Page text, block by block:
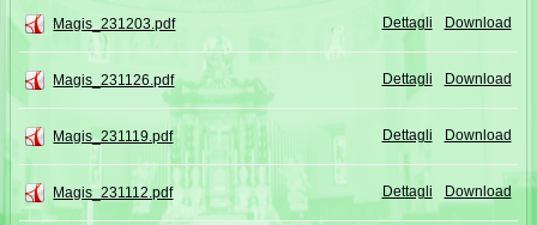
Magis_231203.pdf Download
Dettagli
Magis_231126.pdf Download
Dettagli
Magis_231119.pdf Download
Dettagli
Magis_231112.pdf Download
Dettagli